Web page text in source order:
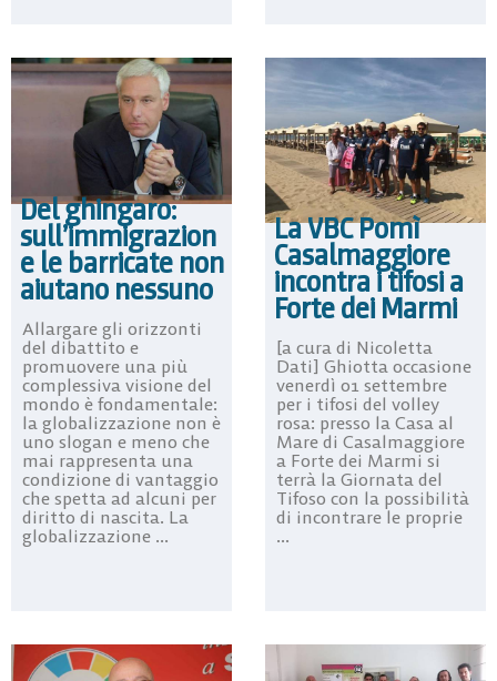
Del ghingaro:
sull’immigrazion
e le barricate non
aiutano nessuno
Allargare gli orizzonti
del dibattito e
promuovere una più
complessiva visione del
mondo è fondamentale:
la globalizzazione non è
uno slogan e meno che
mai rappresenta una
condizione di vantaggio
che spetta ad alcuni per
diritto di nascita. La
globalizzazione ...
La VBC Pomì
Casalmaggiore
incontra i tifosi a
Forte dei Marmi
[a cura di Nicoletta
Dati] Ghiotta occasione
venerdì 01 settembre
per i tifosi del volley
rosa: presso la Casa al
Mare di Casalmaggiore
a Forte dei Marmi si
terrà la Giornata del
Tifoso con la possibilità
di incontrare le proprie
...